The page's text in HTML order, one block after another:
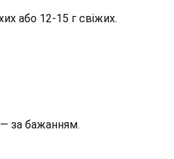
або 12-15 г свіжих.
за бажанням.